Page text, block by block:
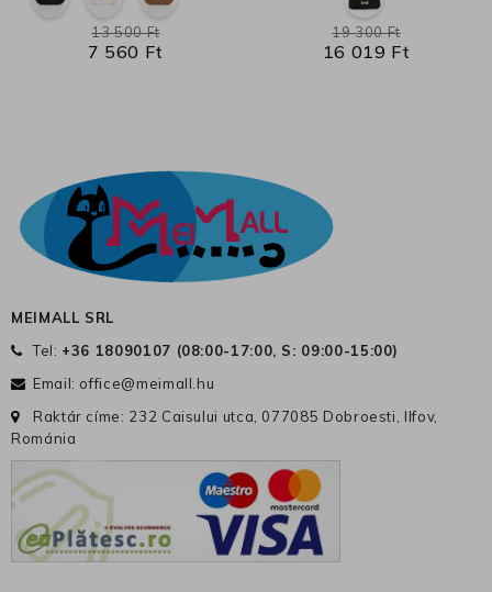
7 560 Ft
13 500 Ft
16 019 Ft
19 300 Ft
MEIMALL SRL
Tel: +36 18090107 (08:00-17:00, S: 09:00-15:00)
Email: office@meimall.hu
Raktár címe: 232 Caisului utca, 077085 Dobroesti, Ilfov,
Románia